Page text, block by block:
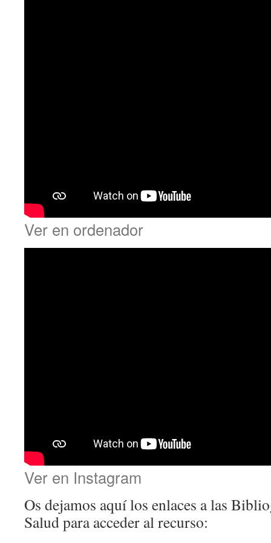
Ver en ordenador
Ver en Instagram
Os dejamos aquí los enlaces a las
Salud para acceder al recurso: